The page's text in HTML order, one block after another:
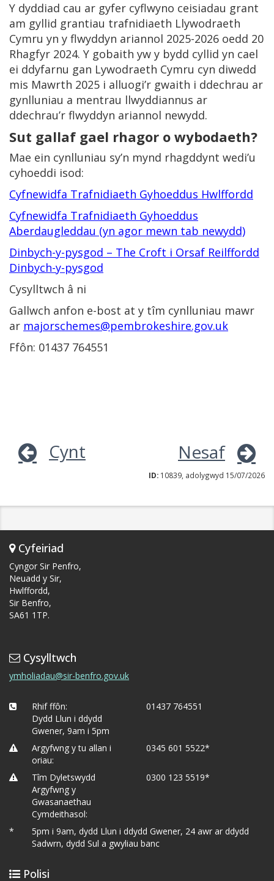
Y dyddiad cau ar gyfer cyflwyno ceisiadau grant
am gyllid grantiau trafnidiaeth Llywodraeth
Cymru yn y flwyddyn ariannol 2025-2026 oedd 20
Rhagfyr 2024. Y gobaith yw y bydd cyllid yn cael
ei ddyfarnu gan Lywodraeth Cymru cyn diwedd
mis Mawrth 2025 i alluogi’r gwaith i ddechrau ar
gynlluniau a mentrau llwyddiannus ar
ddechrau’r flwyddyn ariannol newydd.
Sut gallaf gael rhagor o wybodaeth?
Mae ein cynlluniau sy’n mynd rhagddynt wedi’u
cyhoeddi isod:
Cyfnewidfa Trafnidiaeth Gyhoeddus Hwlffordd
Cyfnewidfa Trafnidiaeth Gyhoeddus
Aberdaugleddau (yn agor mewn tab newydd)
Dinbych-y-pysgod – The Croft i Orsaf Reilffordd
Dinbych-y-pysgod
Cysylltwch â ni
Gallwch anfon e-bost at y tîm cynlluniau mawr
ar majorschemes@pembrokeshire.gov.uk
Ffôn: 01437 764551
Cynt Nesaf
ID: 10839, adolygwyd 15/07/2026
Cyfeiriad
Cyngor Sir Penfro,
Neuadd y Sir,
Hwlffordd,
Sir Benfro,
SA61 1TP.
Cysylltwch
ymholiadau@sir-benfro.gov.uk
Rhif ffôn:
Dydd Llun i ddydd
Gwener, 9am i 5pm
01437 764551
Argyfwng y tu allan i
oriau:
0345 601 5522*
Tîm Dyletswydd
Argyfwng y
Gwasanaethau
Cymdeithasol:
0300 123 5519*
*
5pm i 9am, dydd Llun i ddydd Gwener, 24 awr ar ddydd
Sadwrn, dydd Sul a gwyliau banc
Polisi